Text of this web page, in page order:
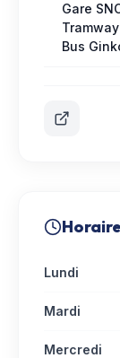
Gare
Bus
Lundi
Mardi
Mercredi